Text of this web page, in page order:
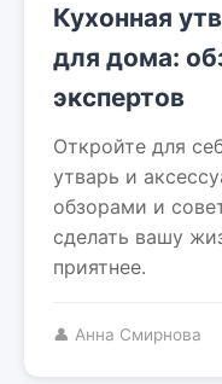
Кухонная
для дома:
экспертов
Откройте для
утварь и
обзорами и
сделать вашу
приятнее.
👤 Анна Смирнова